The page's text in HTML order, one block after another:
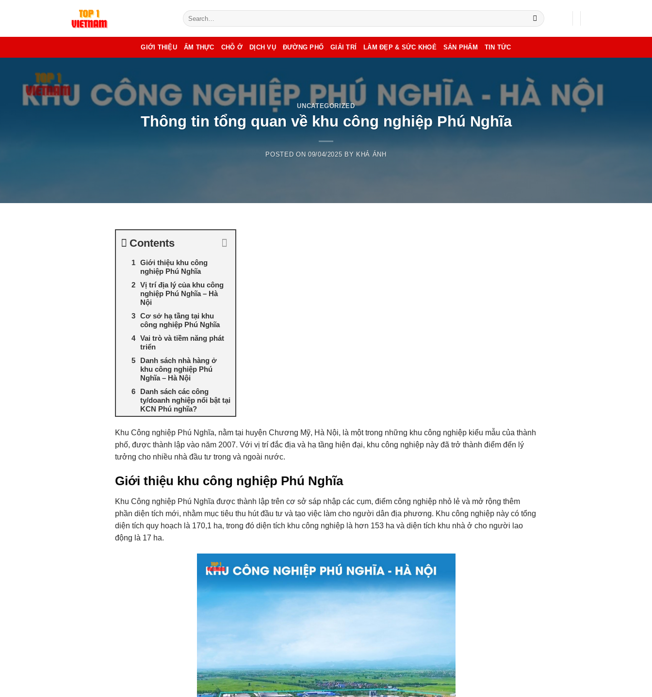
GIỚI THIỆU ẨM THỰC CHỖ Ở DỊCH VỤ ĐƯỜNG PHỐ GIẢI TRÍ LÀM ĐẸP & SỨC KHOẺ SẢN PHẨM TIN TỨC
UNCATEGORIZED
Thông tin tổng quan về khu công nghiệp Phú Nghĩa
POSTED ON 09/04/2025 BY KHẢ ÁNH
Contents
Giới thiệu khu công
nghiệp Phú Nghĩa
Vị trí địa lý của khu công
nghiệp Phú Nghĩa – Hà
Nội
Cơ sở hạ tầng tại khu
công nghiệp Phú Nghĩa
Vai trò và tiềm năng phát
triển
Danh sách nhà hàng ở
khu công nghiệp Phú
Nghĩa – Hà Nội
Danh sách các công
ty/doanh nghiệp nổi bật tại
KCN Phú nghĩa?
Khu Công nghiệp Phú Nghĩa, nằm tại huyện Chương Mỹ, Hà Nội, là một trong những khu công nghiệp kiểu mẫu của thành
phố, được thành lập vào năm 2007. Với vị trí đắc địa và hạ tầng hiện đại, khu công nghiệp này đã trở thành điểm đến lý
tưởng cho nhiều nhà đầu tư trong và ngoài nước.
Giới thiệu khu công nghiệp Phú Nghĩa
Khu Công nghiệp Phú Nghĩa được thành lập trên cơ sở sáp nhập các cụm, điểm công nghiệp nhỏ lẻ và mở rộng thêm
phần diện tích mới, nhằm mục tiêu thu hút đầu tư và tạo việc làm cho người dân địa phương. Khu công nghiệp này có tổng
diện tích quy hoạch là 170,1 ha, trong đó diện tích khu công nghiệp là hơn 153 ha và diện tích khu nhà ở cho người lao
động là 17 ha.